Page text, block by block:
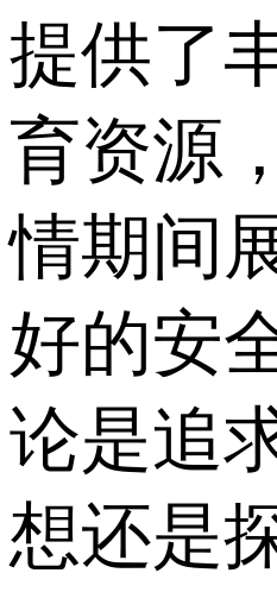
提供了
育资源
情期间
好的安
论是追
想还是